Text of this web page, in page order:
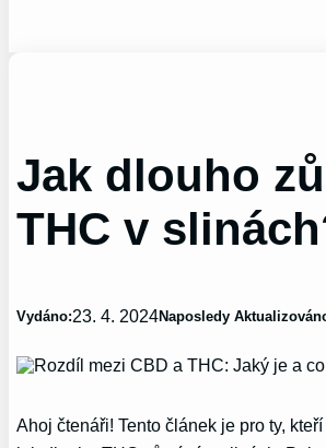
Jak dlouho
THC v
Vydáno:23. 4. 2024Naposledy
Ahoj čtenáři! Tento článek je pro ty,